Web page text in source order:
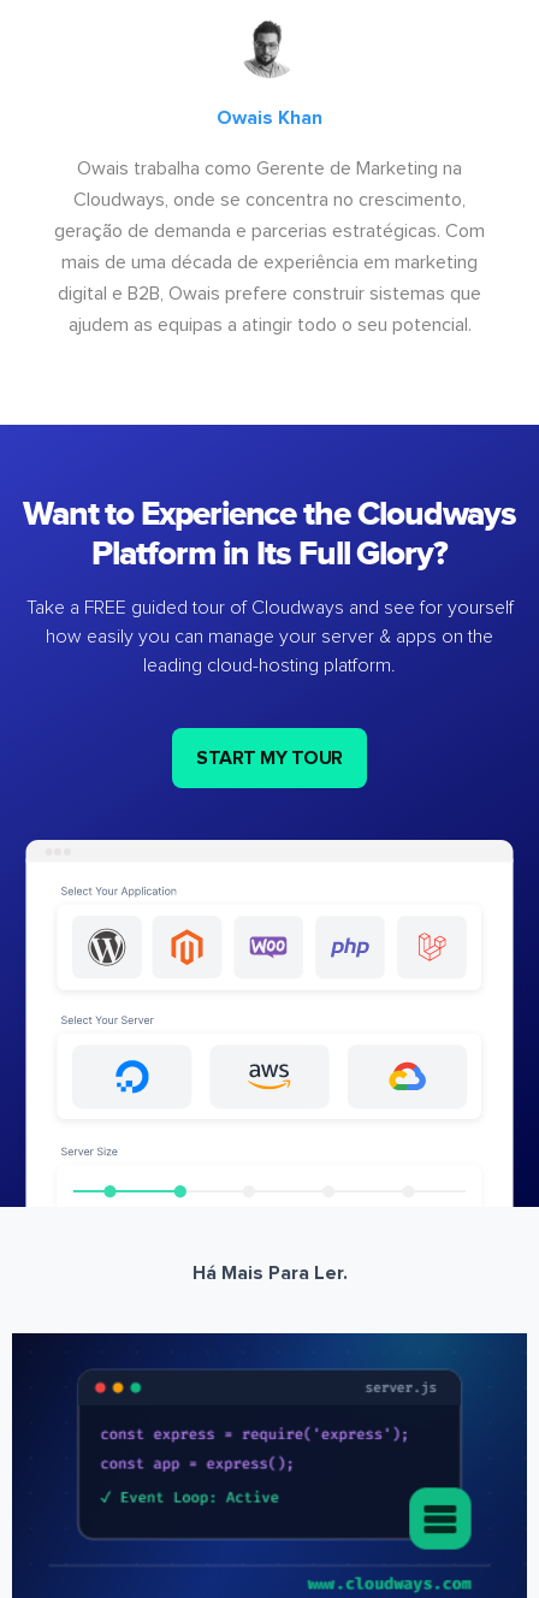
Owais Khan
Owais trabalha como Gerente de Marketing na
Cloudways, onde se concentra no crescimento,
geração de demanda e parcerias estratégicas. Com
mais de uma década de experiência em marketing
digital e B2B, Owais prefere construir sistemas que
ajudem as equipas a atingir todo o seu potencial.
Want to Experience the Cloudways
Platform in Its Full Glory?
Take a FREE guided tour of Cloudways and see for yourself
how easily you can manage your server & apps on the
leading cloud-hosting platform.
START MY TOUR
Há Mais Para Ler.